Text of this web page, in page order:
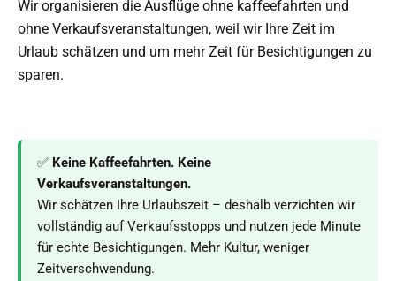
Wir organisieren die Ausflüge ohne kaffeefahrten und
ohne Verkaufsveranstaltungen, weil wir Ihre Zeit im
Urlaub schätzen und um mehr Zeit für Besichtigungen zu
sparen.
✅ Keine Kaffeefahrten. Keine
Verkaufsveranstaltungen.
Wir schätzen Ihre Urlaubszeit – deshalb verzichten wir
vollständig auf Verkaufsstopps und nutzen jede Minute
für echte Besichtigungen. Mehr Kultur, weniger
Zeitverschwendung.